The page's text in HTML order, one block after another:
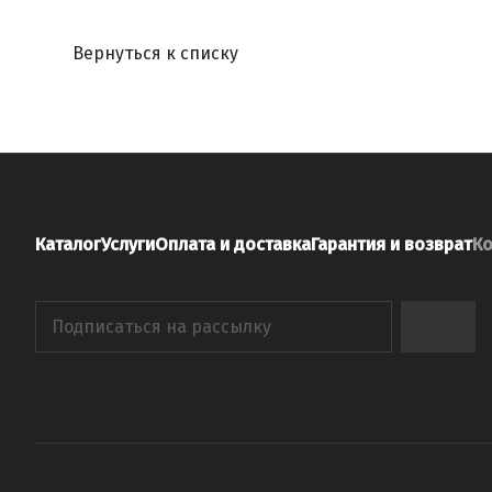
Вернуться к списку
КаталогУслугиОплата и доставкаГарантия и возврат